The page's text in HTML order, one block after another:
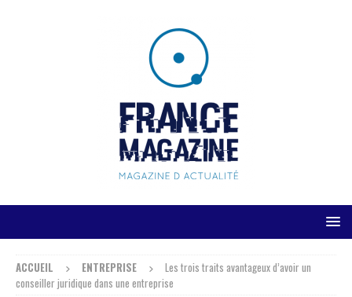
ACCUEIL ENTREPRISE
Les trois traits avantageux d’avoir un
conseiller juridique dans une entreprise